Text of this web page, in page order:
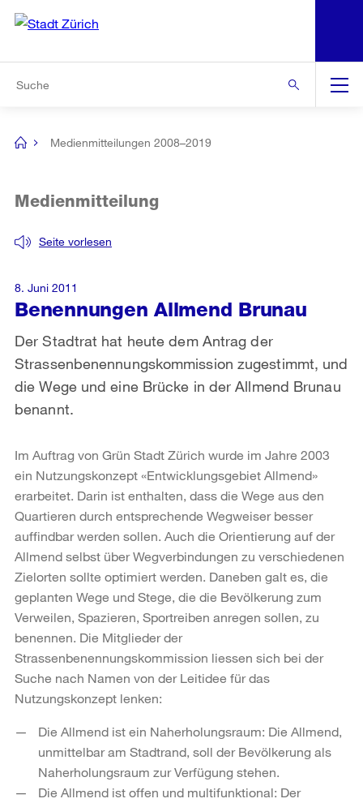
Navigation
[no
Medienmitteilungen 2008–2019
Benennungen Allmend Brunau
Seite vorlesen
Medienmitteilung
Der Stadtrat hat heute dem Antrag der
Strassenbenennungskommission zugestimmt, und
die Wege und eine Brücke in der Allmend Brunau
benannt.
8. Juni 2011
Im Auftrag von Grün Stadt Zürich wurde im Jahre 2003
ein Nutzungskonzept «Entwicklungsgebiet Allmend»
erarbeitet. Darin ist enthalten, dass die Wege aus den
Quartieren durch entsprechende Wegweiser besser
auffindbar werden sollen. Auch die Orientierung auf der
Allmend selbst über Wegverbindungen zu verschiedenen
Zielorten sollte optimiert werden. Daneben galt es, die
geplanten Wege und Stege, die die Bevölkerung zum
Verweilen, Spazieren, Sportreiben anregen sollen, zu
benennen. Die Mitglieder der
Strassenbenennungskommission liessen sich bei der
Suche nach Namen von der Leitidee für das
Nutzungskonzept lenken:
Die Allmend ist ein Naherholungsraum: Die Allmend,
unmittelbar am Stadtrand, soll der Bevölkerung als
Naherholungsraum zur Verfügung stehen.
Die Allmend ist offen und multifunktional: Der